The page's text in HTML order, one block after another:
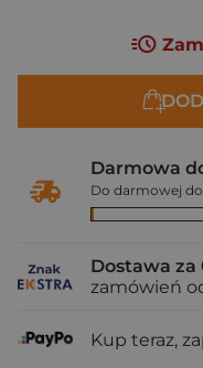
Darmowa
Do darmowej
Dostawa za
zamówień
Kup teraz,